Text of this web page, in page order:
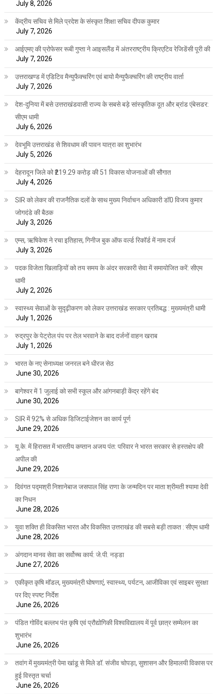
July 8, 2026
केंद्रीय सचिव से मिले प्रदेश के संस्कृत शिक्षा सचिव दीपक कुमार
July 7, 2026
आईएमए की प्रोफेसर रूबी गुप्ता ने आइसलैंड में अंतरराष्ट्रीय क्रिएटिव रेजिडेंसी पूरी की
July 7, 2026
उत्तराखण्ड में एडिटिव मैन्युफैक्चरिंग एवं बायो मैन्युफैक्चरिंग की राष्ट्रीय वार्ता
July 7, 2026
देश-दुनिया में बसे उत्तराखंडवासी राज्य के सबसे बड़े सांस्कृतिक दूत और ब्रांड एंबेसडर:
सीएम धामी
July 6, 2026
देवभूमि उत्तराखंड से शिवधाम की पावन यात्रा का शुभारंभ
July 5, 2026
देहरादून जिले को ₹219.29 करोड़ की 51 विकास योजनाओं की सौगात
July 4, 2026
SIR को लेकर की राजनैतिक दलों के साथ मुख्य निर्वाचन अधिकारी डॉ0 विजय कुमार
जोगदंडे की बैठक
July 3, 2026
एम्स, ऋषिकेश ने रचा इतिहास, गिनीज बुक ऑफ वर्ल्ड रिकॉर्ड में नाम दर्ज
July 3, 2026
पदक विजेता खिलाड़ियों को तय समय के अंदर सरकारी सेवा में समायोजित करें: सीएम
धामी
July 2, 2026
स्वास्थ्य सेवाओं के सुदृढ़ीकरण को लेकर उत्तराखंड सरकार प्रतिबद्ध : मुख्यमंत्री धामी
July 1, 2026
रुद्रपुर के पेट्रोल पंप पर तेल भरवाने के बाद दर्जनों वाहन खराब
July 1, 2026
भारत के नए सेनाध्यक्ष जनरल बने धीरज सेठ
June 30, 2026
बागेश्वर में 1 जुलाई को सभी स्कूल और आंगनबाड़ी केंद्र रहेंगे बंद
June 30, 2026
SIR में 92% से अधिक डिजिटाईजेशन का कार्य पूर्ण
June 29, 2026
यू.के. में हिरासत में भारतीय कप्तान अजय पंत: परिवार ने भारत सरकार से हस्तक्षेप की
अपील की
June 29, 2026
दिवंगत पद्मश्री निशानेबाज जसपाल सिंह राणा के जन्मदिन पर माता श्रीमती श्यामा देवी
का निधन
June 28, 2026
युवा शक्ति ही विकसित भारत और विकसित उत्तराखंड की सबसे बड़ी ताकत : सीएम धामी
June 28, 2026
अंगदान मानव सेवा का सर्वोच्च कार्य: जे.पी. नड्डा
June 27, 2026
एकीकृत कृषि मॉडल, मुख्यमंत्री घोषणाएं, स्वास्थ्य, पर्यटन, आजीविका एवं साइबर सुरक्षा
पर दिए स्पष्ट निर्देश
June 26, 2026
पंडित गोविंद बल्लभ पंत कृषि एवं प्रौद्योगिकी विश्वविद्यालय में पूर्व छात्र सम्मेलन का
शुभारंभ
June 26, 2026
तवांग में मुख्यमंत्री पेमा खांडू से मिले डॉ. संजीव चोपड़ा, सुशासन और हिमालयी विकास पर
हुई विस्तृत चर्चा
June 26, 2026